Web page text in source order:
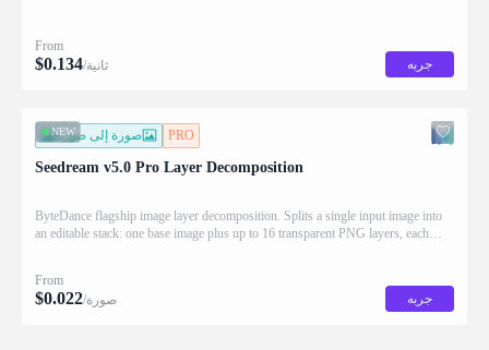
From
$0.134 /ثانية جربه
NEW
صورة إلى صورة PRO
Seedream v5.0 Pro Layer Decomposition
ByteDance flagship image layer decomposition. Splits a single input image into
an editable stack: one base image plus up to 16 transparent PNG layers, each
From
$0.022 /صورة جربه